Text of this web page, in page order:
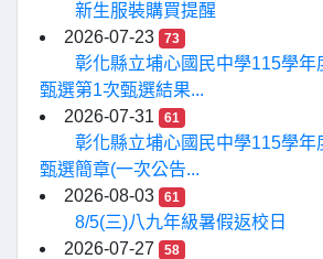
新生服裝購買提醒
2026-07-23
73
彰化縣立埔心國民中學115學年
甄選第1次甄選結果...
2026-07-31
61
彰化縣立埔心國民中學115學年
甄選簡章(一次公告...
2026-08-03
61
8/5(三)八九年級暑假返校日
2026-07-27
58